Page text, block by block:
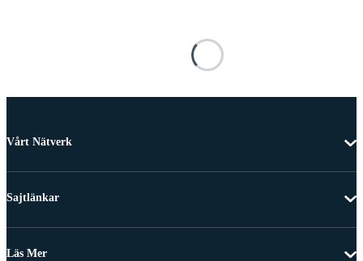
Vårt Nätverk
Sajtlänkar
Läs Mer